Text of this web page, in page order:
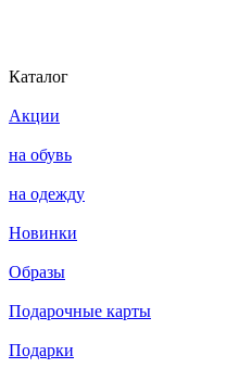
Каталог
Акции
на обувь
на одежду
Новинки
Образы
Подарочные карты
Подарки